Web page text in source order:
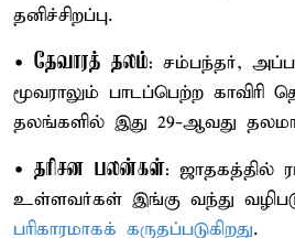
தனிச்சிறப்பு.
• தேவாரத் தலம்: சம்பந்தர்,
மூவராலும் பாடப்பெற்ற காவிரி
தலங்களில் இது 29-ஆவது
• தரிசன பலன்கள்: ஜாதகத்தில்
உள்ளவர்கள் இங்கு வந்து
பரிகாரமாகக் கருதப்படுகிறது.